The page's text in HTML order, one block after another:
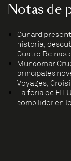
Notas de
Cunard
historia,
Cuatro Reinas
Mundomar
principales
Voyages,
La feria de
como líder en